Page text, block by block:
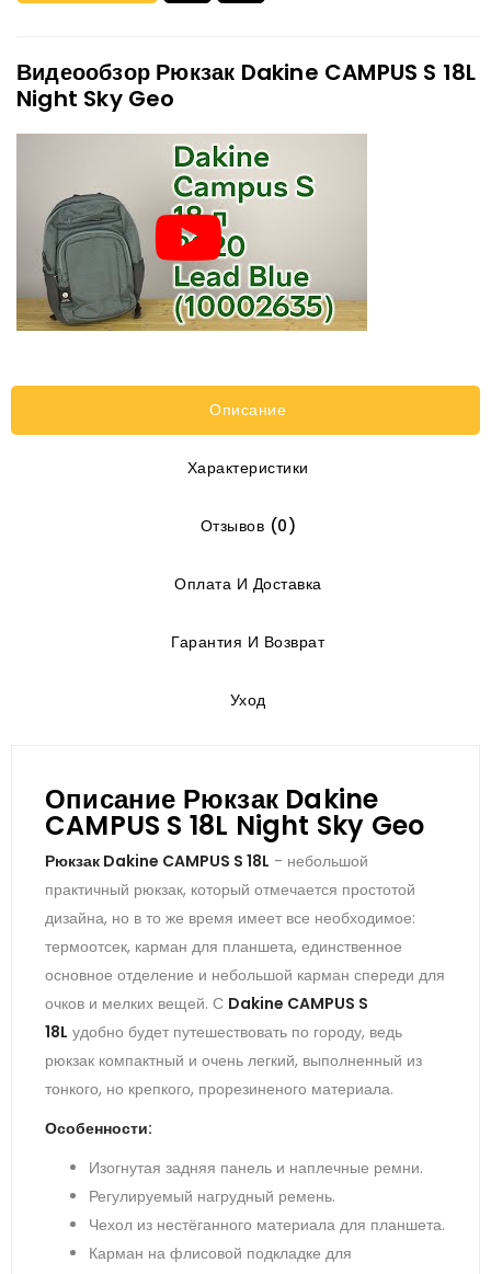
Видеообзор Рюкзак Dakine CAMPUS S 18L
Night Sky Geo
Описание
Характеристики
Отзывов (0)
Оплата И Доставка
Гарантия И Возврат
Уход
Описание Рюкзак Dakine
CAMPUS S 18L Night Sky Geo
Рюкзак Dakine CAMPUS S 18L - небольшой
практичный рюкзак, который отмечается простотой
дизайна, но в то же время имеет все необходимое:
термоотсек, карман для планшета, единственное
основное отделение и небольшой карман спереди для
очков и мелких вещей. С Dakine CAMPUS S
18L удобно будет путешествовать по городу, ведь
рюкзак компактный и очень легкий, выполненный из
тонкого, но крепкого, прорезиненого материала.
Особенности:
Изогнутая задняя панель и наплечные ремни.
Регулируемый нагрудный ремень.
Чехол из нестёганного материала для планшета.
Карман на флисовой подкладке для